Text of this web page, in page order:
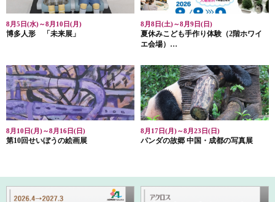
8月5日(水)～8月10日(月)
博多人形 「未来展」
8月8日(土)～8月9日(日)
夏休みこども手作り体験（2階ホワイ
エ会場）
り
・ニャンドゥティのキラキラサンキャ
ッチャー作り
8月10日(月)～8月16日(日)
第10回せいぼうの絵画展
8月17日(月)～8月23日(日)
パンダの故郷 中国・成都の写真展